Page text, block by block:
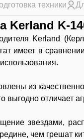
техники
Kerland K-
Kerland
имеет в
из
выгодно отличает
звездами,
чем грешат